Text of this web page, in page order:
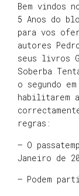
Bem vindos
5 Anos do
para vos
autores
seus livros
Soberba
o segundo
habilitarem
regras:
– O
Janeiro de
– Podem